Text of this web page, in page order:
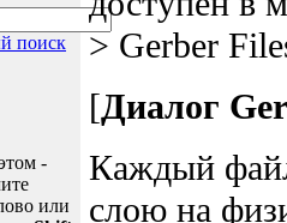
поиск
-
или
> Gerber
[Диалог
Каждый
слою на